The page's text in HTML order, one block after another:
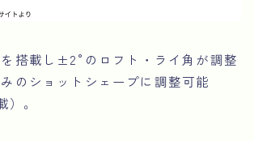
搭載し±2°のロフト・ライ角が調整
のショットシェープに調整可能
）。